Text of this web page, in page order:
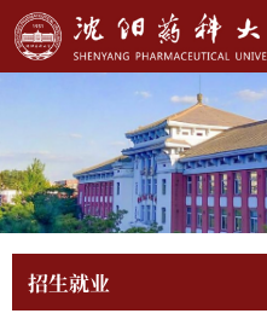
招生就业